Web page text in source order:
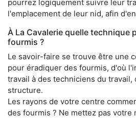
pourrez logiquement suivre leur
l'emplacement de leur nid, afin
À La Cavalerie quelle technique
fourmis ?
Le savoir-faire se trouve être une
pour éradiquer des fourmis, d'où
travail à des techniciens du travail,
structure.
Les rayons de votre centre
des fourmis ? Ne mettez pas